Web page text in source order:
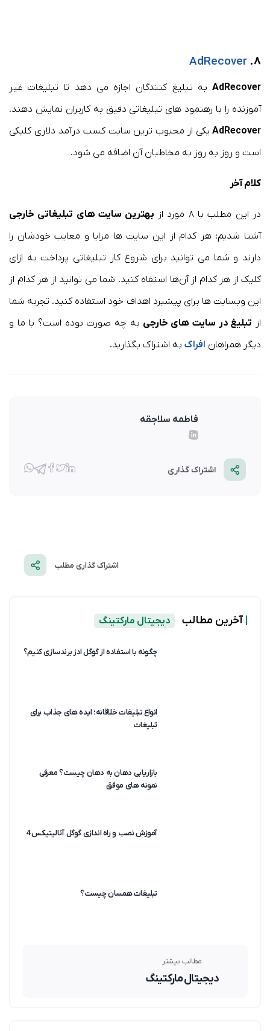
۸. AdRecover
AdRecover به تبلیغ کنندگان اجازه می دهد تا تبلیغات غیر
آموزنده را با رهنمود های تبلیغاتی دقیق به کاربران نمایش دهند.
AdRecover یکی از محبوب ترین سایت کسب درآمد دلاری کلیکی
است و روز به روز به مخاطبان آن اضافه می شود.
کلام آخر
در این مطلب با ۸ مورد از
بهترین سایت های تبلیغاتی خارجی
آشنا شدیم؛ هر کدام از این سایت ها مزایا و معایب خودشان را
دارند و شما می توانید برای شروع کار تبلیغاتی پرداخت به ازای
کلیک از هر کدام از آن‌ها استفاه کنید. شما می توانید از هر کدام از
این وبسایت ها برای پیشبرد اهداف خود استفاده کنید. تجربه شما
از تبلیغ در سایت های خارجی به چه صورت بوده است؟ با ما و
دیگر همراهان افراک به اشتراک بگذارید.
فاطمه سلاجقه
اشتراک گذاری
اشتراک گذاری مطلب
آخرین مطالب دیجیتال مارکتینگ
چگونه با استفاده از گوگل ادز برندسازی کنیم؟
انواع تبلیغات خلاقانه؛ ایده های جذاب برای
تبلیغات
بازاریابی دهان به دهان چیست؟ معرفی
نمونه های موفق
آموزش نصب و راه اندازی گوگل آنالیتیکس 4
تبلیغات همسان چیست؟
مطالب بیشتر
دیجیتال مارکتینگ